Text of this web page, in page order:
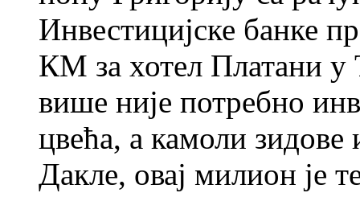
Инвестицијске банке
КМ за хотел Платани у
више није потребно
цвећа, а камоли зидове
Дакле, овај милион је